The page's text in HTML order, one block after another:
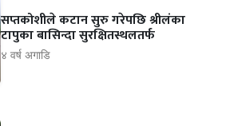
सप्तकोशीले कटान सुरु गरेपछि श्रीलंका
टापुका बासिन्दा सुरक्षितस्थलतर्फ
४ वर्ष अगाडि